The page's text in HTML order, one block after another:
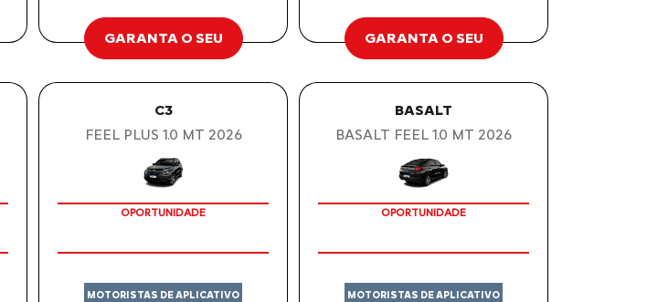
GARANTA O SEU GARANTA O SEU
C3
FEEL PLUS 1.0 MT 2026
OPORTUNIDADE
MOTORISTAS DE APLICATIVO
BASALT
BASALT FEEL 1.0 MT 2026
OPORTUNIDADE
MOTORISTAS DE APLICATIVO